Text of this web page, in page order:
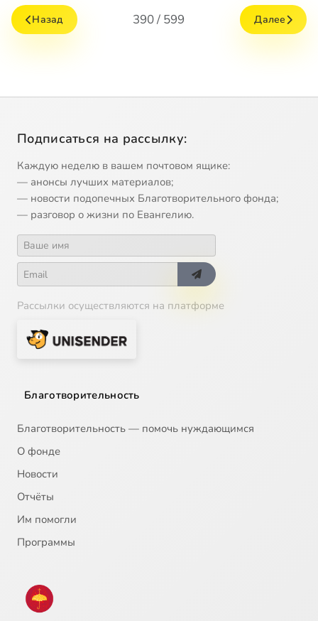
Назад 390 / 599 Далее
Подписаться на рассылку:
Каждую неделю в вашем почтовом ящике:
— анонсы лучших материалов;
— новости подопечных Благотворительного фонда;
— разговор о жизни по Евангелию.
Рассылки осуществляются на платформе
Благотворительность
Благотворительность — помочь нуждающимся
О фонде
Новости
Отчёты
Им помогли
Программы